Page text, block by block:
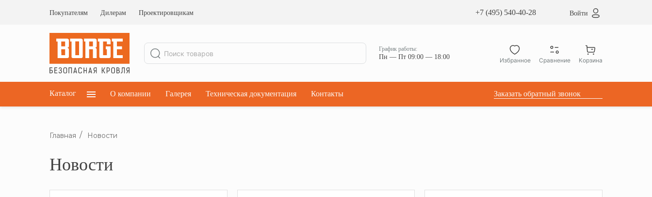
Покупателям Дилерам Проектировщикам +7 (495) 540-40-28 Войти
График работы:
Пн — Пт 09:00 — 18:00 Избранное Сравнение Корзина
Каталог
Ограждения парапетные
Чердачные лестницы ATICCO
О компании Галерея Техническая документация Контакты Заказать обратный звонок
Главная Новости
Новости